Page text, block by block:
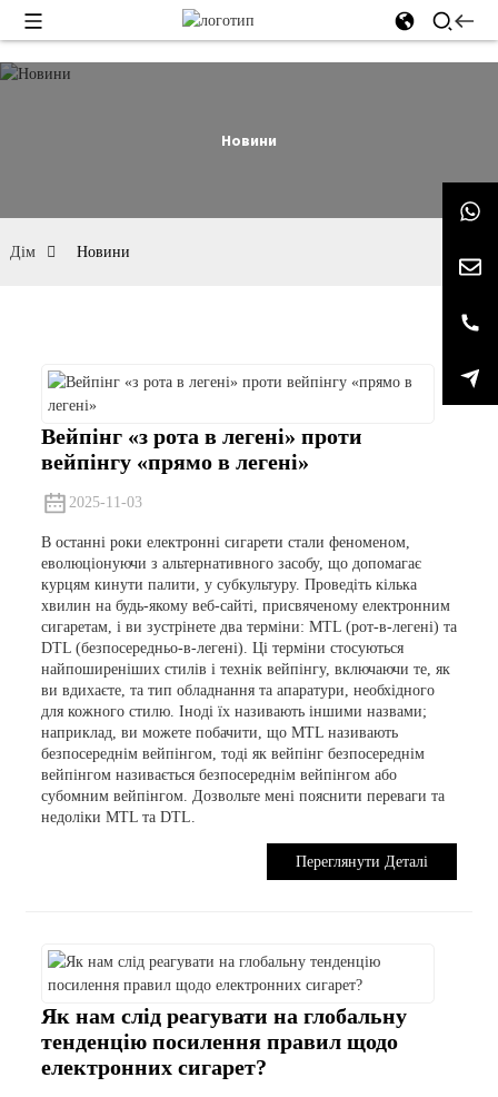
Новини
Дім Новини
Вейпінг «з рота в легені» проти
вейпінгу «прямо в легені»
2025-11-03
В останні роки електронні сигарети стали феноменом,
еволюціонуючи з альтернативного засобу, що допомагає
курцям кинути палити, у субкультуру. Проведіть кілька
хвилин на будь-якому веб-сайті, присвяченому електронним
сигаретам, і ви зустрінете два терміни: MTL (рот-в-легені) та
DTL (безпосередньо-в-легені). Ці терміни стосуються
найпоширеніших стилів і технік вейпінгу, включаючи те, як
ви вдихаєте, та тип обладнання та апаратури, необхідного
для кожного стилю. Іноді їх називають іншими назвами;
наприклад, ви можете побачити, що MTL називають
безпосереднім вейпінгом, тоді як вейпінг безпосереднім
вейпінгом називається безпосереднім вейпінгом або
субомним вейпінгом. Дозвольте мені пояснити переваги та
недоліки MTL та DTL.
Переглянути Деталі
Як нам слід реагувати на глобальну
тенденцію посилення правил щодо
електронних сигарет?